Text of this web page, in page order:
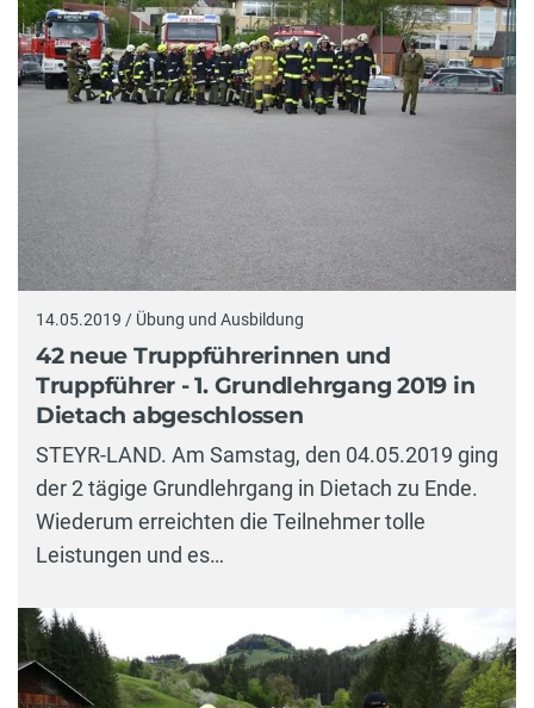
14.05.2019 / Übung und Ausbildung
42 neue Truppführerinnen und
Truppführer - 1. Grundlehrgang 2019 in
Dietach abgeschlossen
STEYR-LAND. Am Samstag, den 04.05.2019 ging
der 2 tägige Grundlehrgang in Dietach zu Ende.
Wiederum erreichten die Teilnehmer tolle
Leistungen und es…